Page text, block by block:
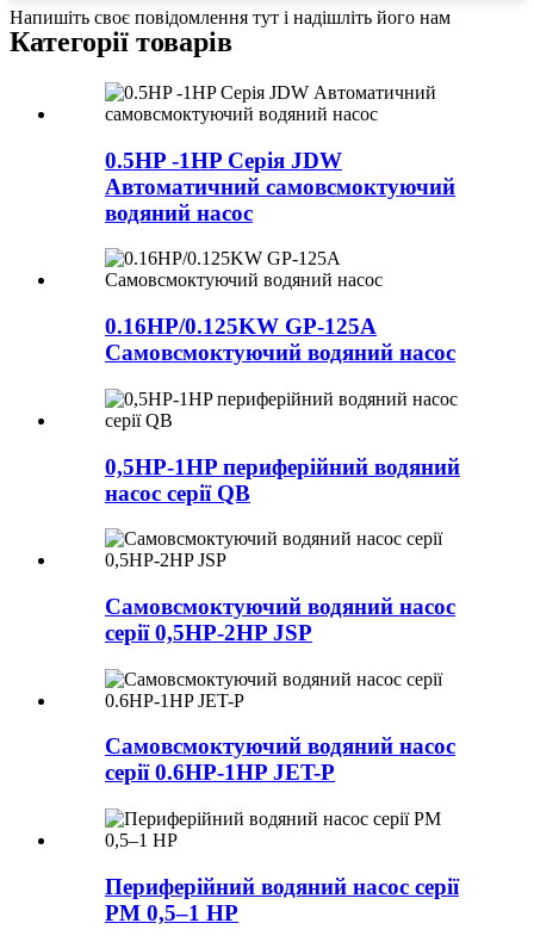
Напишіть своє повідомлення тут і надішліть його нам
Категорії товарів
0.5HP -1HP Серія JDW
Автоматичний самовсмоктуючий
водяний насос
0.16HP/0.125KW GP-125A
Самовсмоктуючий водяний насос
0,5HP-1HP периферійний водяний
насос серії QB
Самовсмоктуючий водяний насос
серії 0,5HP-2HP JSP
Самовсмоктуючий водяний насос
серії 0.6HP-1HP JET-P
Периферійний водяний насос серії
PM 0,5–1 HP